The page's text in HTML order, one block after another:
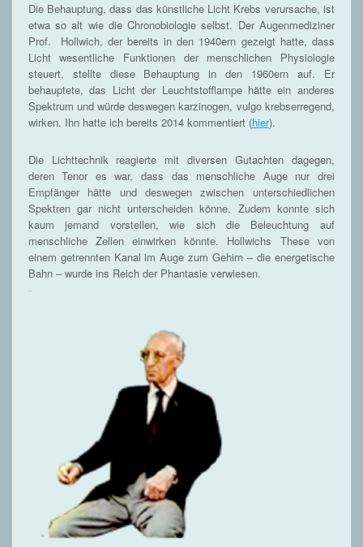
Die Behauptung, dass das künstliche Licht Krebs verursache, ist
etwa so alt wie die Chronobiologie selbst. Der Augenmediziner
Prof. Hollwich, der bereits in den 1940ern gezeigt hatte, dass
Licht wesentliche Funktionen der menschlichen Physiologie
steuert, stellte diese Behauptung in den 1960ern auf. Er
behauptete, das Licht der Leuchtstofflampe hätte ein anderes
Spektrum und würde deswegen karzinogen, vulgo krebserregend,
wirken. Ihn hatte ich bereits 2014 kommentiert (hier).
Die Lichttechnik reagierte mit diversen Gutachten dagegen,
deren Tenor es war, dass das menschliche Auge nur drei
Empfänger hätte und deswegen zwischen unterschiedlichen
Spektren gar nicht unterscheiden könne. Zudem konnte sich
kaum jemand vorstellen, wie sich die Beleuchtung auf
menschliche Zellen einwirken könnte. Hollwichs These von
einem getrennten Kanal im Auge zum Gehirn – die energetische
Bahn – wurde ins Reich der Phantasie verwiesen.
-